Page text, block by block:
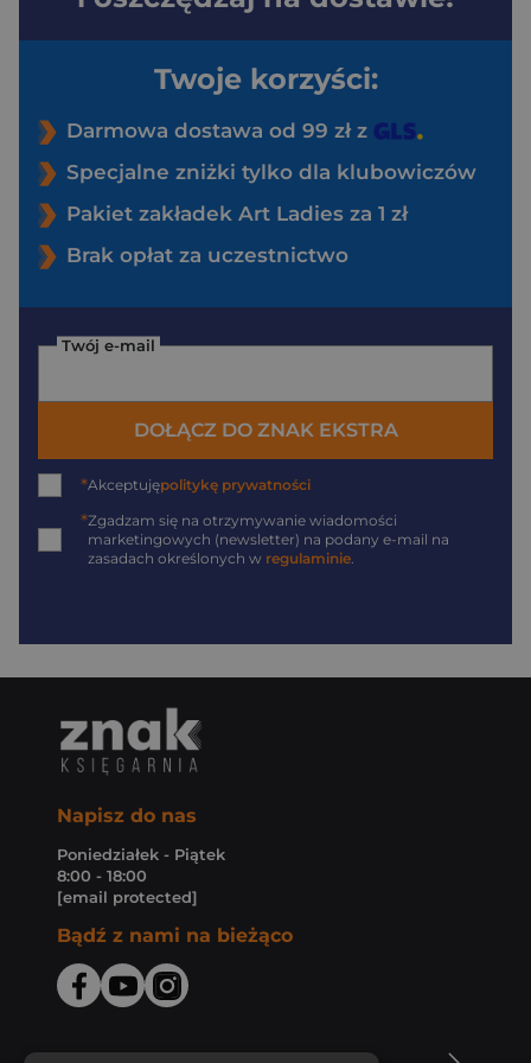
Twoje korzyści:
Darmowa dostawa od 99 zł z
Specjalne zniżki tylko dla klubowiczów
Pakiet zakładek Art Ladies za 1 zł
Brak opłat za uczestnictwo
Twój e-mail
DOŁĄCZ DO ZNAK EKSTRA
*Akceptujępolitykę prywatności
*Zgadzam się na otrzymywanie wiadomości
marketingowych (newsletter) na podany e-mail na
zasadach określonych w regulaminie
Napisz do nas
Poniedziałek - Piątek
8:00 - 18:00
[email protected]
Bądź z nami na bieżąco